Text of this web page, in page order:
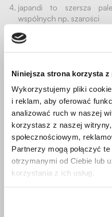
Niniejsza strona korzysta
Wykorzystujemy pliki
i reklam, aby oferować
analizować ruch w naszej
korzystasz z naszej
społecznościowym,
Partnerzy mogą połączyć
otrzymanymi od Ciebie lub
korzystania z ich usług.
japandi to szersza
wspólnych np. szarości
ratanowe dodatki są
każdy w odmienny
Scandi sprzyjają
oraz równowagi. Trzeba
Maniewskiego jest odważny